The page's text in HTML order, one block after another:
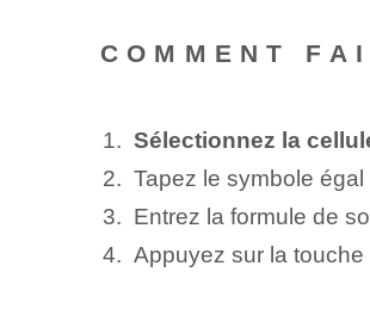
COMMENT
Sélectionnez la
Tapez le symbole
Entrez la formule de
Appuyez sur la